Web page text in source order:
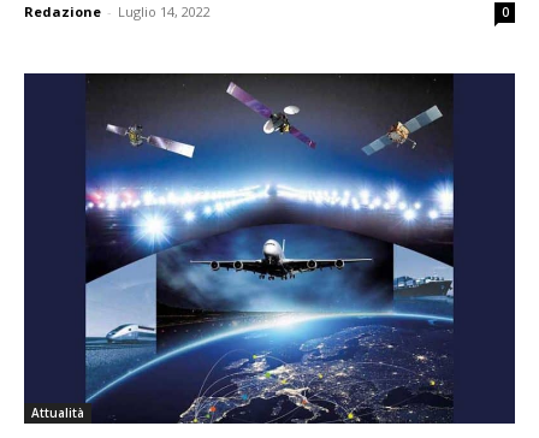
Redazione - Luglio 14, 2022 0
Attualità